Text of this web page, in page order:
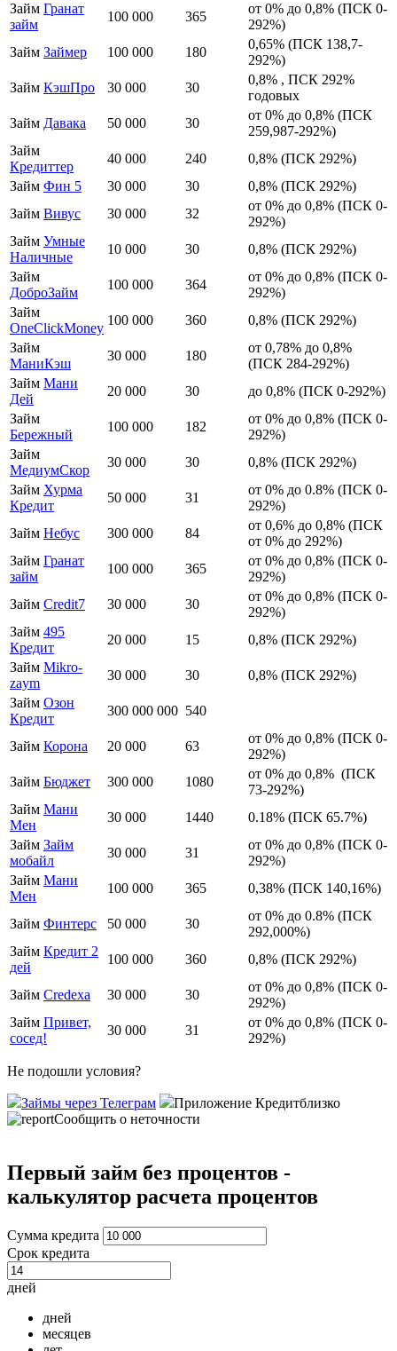
Займ Гранат
займ
100 000 365
от 0% до 0,8% (ПСК 0-
292%)
Займ Займер 100 000 180
0,65% (ПСК 138,7-
292%)
Займ КэшПро 30 000 30
0,8% , ПСК 292%
годовых
Займ Давака 50 000 30
от 0% до 0,8% (ПСК
259,987-292%)
Займ
Кредиттер
40 000 240
0,8% (ПСК 292%)
Займ Фин 5 30 000 30
0,8% (ПСК 292%)
Займ Вивус 30 000 32
от 0% до 0,8% (ПСК 0-
292%)
Займ Умные
Наличные
10 000 30
0,8% (ПСК 292%)
Займ
ДоброЗайм
100 000 364
от 0% до 0,8% (ПСК 0-
292%)
Займ
OneClickMoney
100 000 360
0,8% (ПСК 292%)
Займ
МаниКэш
30 000 180
от 0,78% до 0,8%
(ПСК 284-292%)
Займ Мани
Дей
20 000 30
до 0,8% (ПСК 0-292%)
Займ
Бережный
100 000 182
от 0% до 0,8% (ПСК 0-
292%)
Займ
МедиумСкор
30 000 30
0,8% (ПСК 292%)
Займ Хурма
Кредит
50 000 31
от 0% до 0.8% (ПСК 0-
292%)
Займ Небус 300 000 84
от 0,6% до 0,8% (ПСК
от 0% до 292%)
Займ Гранат
займ
100 000 365
от 0% до 0,8% (ПСК 0-
292%)
Займ Credit7 30 000 30
от 0% до 0,8% (ПСК 0-
292%)
Займ 495
Кредит
20 000 15
0,8% (ПСК 292%)
Займ Mikro-
zaym
30 000 30
0,8% (ПСК 292%)
Займ Озон
Кредит
300 000 000 540
Займ Корона 20 000 63
от 0% до 0,8% (ПСК 0-
292%)
Займ Бюджет 300 000 1080
от 0% до 0,8% (ПСК
73-292%)
Займ Мани
Мен
30 000 1440
0.18% (ПСК 65.7%)
Займ Займ
мобайл
30 000 31
от 0% до 0,8% (ПСК 0-
292%)
Займ Мани
Мен
100 000 365 0,38% (ПСК 140,16%)
Займ Финтерс 50 000 30
от 0% до 0.8% (ПСК
292,000%)
Займ Кредит 2
дей
100 000 360 0,8% (ПСК 292%)
Займ Credexa 30 000 30
от 0% до 0,8% (ПСК 0-
292%)
Займ Привет,
сосед!
30 000 31
от 0% до 0,8% (ПСК 0-
292%)
Не подошли условия?
Займы через Телеграм
Приложение Кредитблизко
Сообщить о неточности
Первый займ без процентов -
калькулятор расчета процентов
Сумма кредита
Срок кредита
дней
дней
месяцев